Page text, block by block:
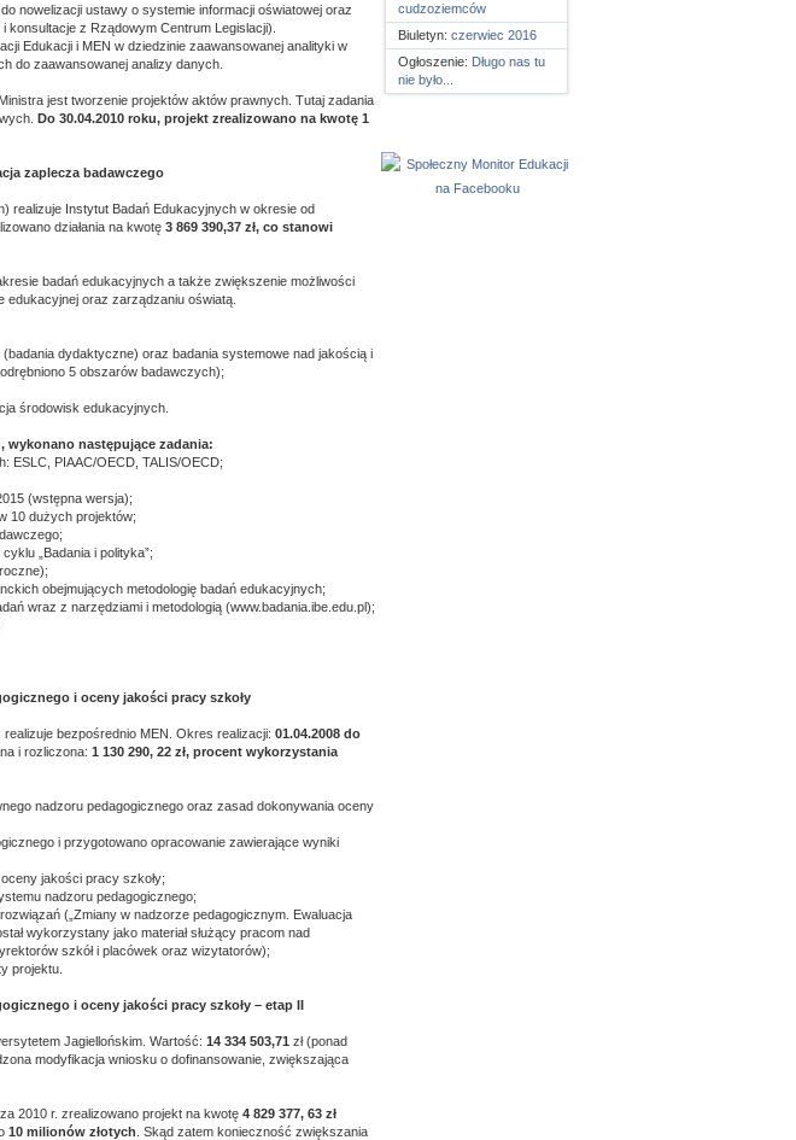
nowelizacji ustawy o systemie informacji oświatowej oraz
z Rządowym Centrum Legislacji).
Edukacji i MEN w dziedzinie zaawansowanej analityki w
do zaawansowanej analizy danych.
jest tworzenie projektów aktów prawnych. Tutaj zadania
Do 30.04.2010 roku, projekt zrealizowano na kwotę 1
zaplecza badawczego
realizuje Instytut Badań Edukacyjnych w okresie od
działania na kwotę 3 869 390,37 zł, co stanowi
badań edukacyjnych a także zwiększenie możliwości
oraz zarządzaniu oświatą.
dydaktyczne) oraz badania systemowe nad jakością i
5 obszarów badawczych);
środowisk edukacyjnych.
wykonano następujące zadania:
ESLC, PIAAC/OECD, TALIS/OECD;
(wstępna wersja);
10 dużych projektów;
„Badania i polityka”;
obejmujących metodologię badań edukacyjnych;
wraz z narzędziami i metodologią (www.badania.ibe.edu.pl);
i oceny jakości pracy szkoły
bezpośrednio MEN. Okres realizacji: 01.04.2008 do
i rozliczona: 1 130 290, 22 zł, procent wykorzystania
nadzoru pedagogicznego oraz zasad dokonywania oceny
i przygotowano opracowanie zawierające wyniki
jakości pracy szkoły;
nadzoru pedagogicznego;
(„Zmiany w nadzorze pedagogicznym. Ewaluacja
wykorzystany jako materiał służący pracom nad
szkół i placówek oraz wizytatorów);
projektu.
i oceny jakości pracy szkoły – etap II
Jagiellońskim. Wartość: 14 334 503,71 zł (ponad
modyfikacja wniosku o dofinansowanie, zwiększająca
2010 r. zrealizowano projekt na kwotę 4 829 377, 63 zł
10 milionów złotych . Skąd zatem konieczność zwiększania
cudzoziemców
Biuletyn: czerwiec 2016
Ogłoszenie: Długo nas tu
nie było...